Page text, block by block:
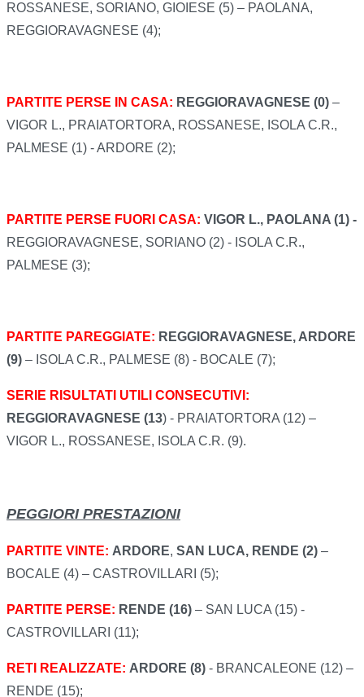
ROSSANESE, SORIANO, GIOIESE (5) – PAOLANA,
REGGIORAVAGNESE (4);
PARTITE PERSE IN CASA: REGGIORAVAGNESE (0) –
VIGOR L., PRAIATORTORA, ROSSANESE, ISOLA C.R.,
PALMESE (1) - ARDORE (2);
PARTITE PERSE FUORI CASA: VIGOR L., PAOLANA (1) -
REGGIORAVAGNESE, SORIANO (2) - ISOLA C.R.,
PALMESE (3);
PARTITE PAREGGIATE: REGGIORAVAGNESE, ARDORE
(9) – ISOLA C.R., PALMESE (8) - BOCALE (7);
SERIE RISULTATI UTILI CONSECUTIVI:
REGGIORAVAGNESE (13) - PRAIATORTORA (12) –
VIGOR L., ROSSANESE, ISOLA C.R. (9).
PEGGIORI PRESTAZIONI
PARTITE VINTE: ARDORE, SAN LUCA, RENDE (2) –
BOCALE (4) – CASTROVILLARI (5);
PARTITE PERSE: RENDE (16) – SAN LUCA (15) -
CASTROVILLARI (11);
RETI REALIZZATE: ARDORE (8) - BRANCALEONE (12) –
RENDE (15);